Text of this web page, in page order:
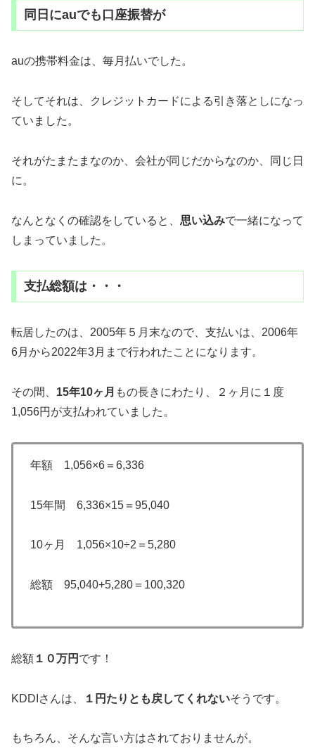
同日にauでも口座振替が
auの携帯料金は、毎月払いでした。
そしてそれは、クレジットカードによる引き落としになっ
ていました。
それがたまたまなのか、会社が同じだからなのか、同じ日
に。
なんとなくの確認をしていると、 思い込みで一緒になって
しまっていました。
支払総額は・・・
転居したのは、2005年５月末なので、支払いは、2006年
6月から2022年3月まで行われたことになります。
その間、 15年10ヶ月 もの長きにわたり、２ヶ月に１度
1,056円が支払われていました。
年額 1,056×6＝6,336
15年間 6,336×15＝95,040
10ヶ月 1,056×10÷2＝5,280
総額 95,040+5,280＝100,320
総額 １０万円 です！
KDDIさんは、 １円たりとも戻してくれないそうです。
もちろん、そんな言い方はされておりませんが。